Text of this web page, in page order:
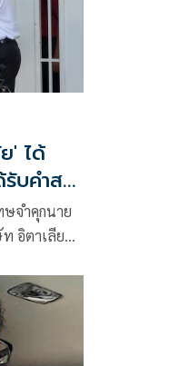
' ได้
บคำสาป
จำคุกนาย
อิตาเลียน